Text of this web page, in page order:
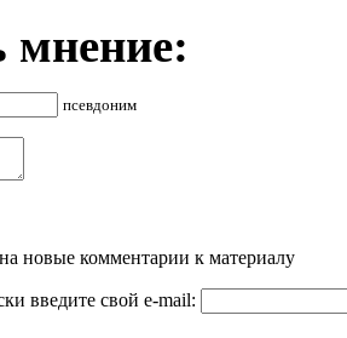
мнение:
псевдоним
новые комментарии к материалу
введите свой e-mail: